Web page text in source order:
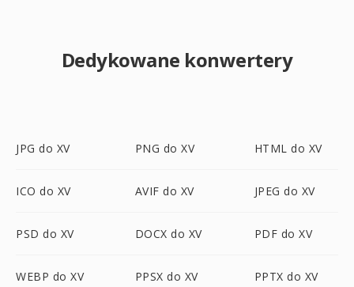
Dedykowane konwertery
JPG do XV PNG do XV HTML do XV
ICO do XV AVIF do XV JPEG do XV
PSD do XV DOCX do XV PDF do XV
WEBP do XV PPSX do XV PPTX do XV